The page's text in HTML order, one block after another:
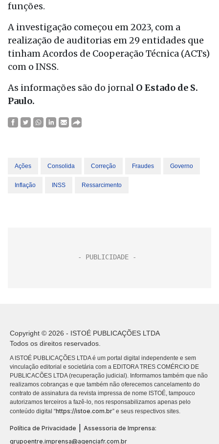
funções.
A investigação começou em 2023, com a
realização de auditorias em 29 entidades que
tinham Acordos de Cooperação Técnica (ACTs)
com o INSS.
As informações são do jornal O Estado de S.
Paulo.
Ações Consolida Correção Fraudes Governo
Inflação INSS Ressarcimento
Copyright © 2026 - ISTOÉ PUBLICAÇÕES LTDA
Todos os direitos reservados.
A ISTOÉ PUBLICAÇÕES LTDA é um portal digital independente e sem
vinculação editorial e societária com a EDITORA TRES COMÉRCIO DE
PUBLICACÕES LTDA (recuperação judicial). Informamos também que não
realizamos cobranças e que também não oferecemos cancelamento do
contrato de assinatura da revista impressa de nome ISTOÉ, tampouco
autorizamos terceiros a fazê-lo, nos responsabilizamos apenas pelo
conteúdo digital “https://istoe.com.br” e seus respectivos sites.
Política de Privacidade
Assessoria de Imprensa:
grupoentre.imprensa@agenciafr.com.br